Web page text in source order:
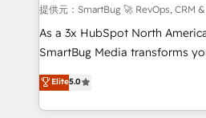
HubSpot導入・活用支援 顧客デ
GTMの見える化・自動化まで。
タ品質設計、グループ横断の
の一部をAIが自律実行する組織
Breeze・Claude等をHubSpot
提供元：SmartBug 🚀 RevOps, CRM
As a 3x HubSpot North
SmartBug Media transforms
into a revenue engine. Our
includes specialized divisions
Software) and Point Success
Elite5.0